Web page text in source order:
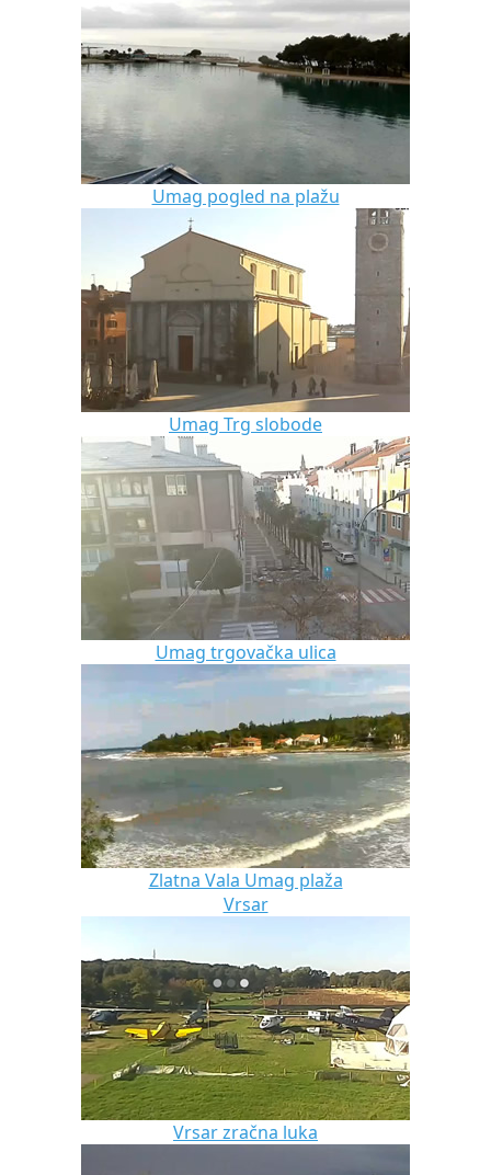
Umag pogled na plažu
Umag Trg slobode
Umag trgovačka ulica
Zlatna Vala Umag plaža
Vrsar
Vrsar zračna luka